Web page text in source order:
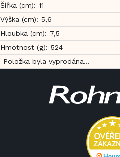
Šířka (cm): 11
Výška (cm): 5,6
Hloubka (cm): 7,5
Hmotnost (g): 524
Položka byla vyprodána…